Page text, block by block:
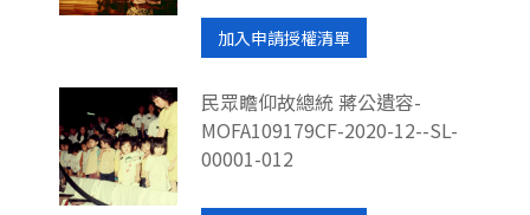
加入申請授權清單
民眾瞻仰故總統 蔣公遺容-
MOFA109179CF-2020-12--SL-
00001-012